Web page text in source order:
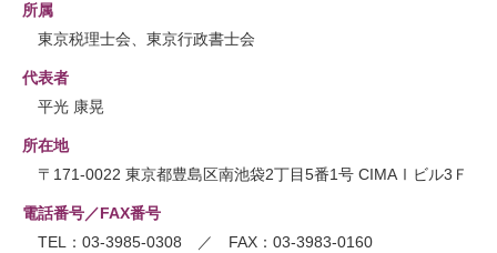
所属
東京税理士会、東京行政書士会
代表者
平光 康晃
所在地
〒171-0022 東京都豊島区南池袋2丁目5番1号 CIMAⅠビル3Ｆ
電話番号／FAX番号
TEL：03-3985-0308 ／ FAX：03-3983-0160